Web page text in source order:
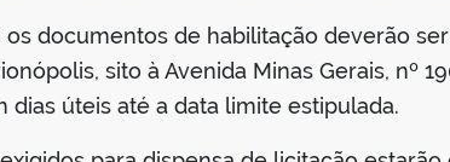
documentos de habilitação deverão
sito à Avenida Minas Gerais, nº
dias úteis até a data limite estipulada.